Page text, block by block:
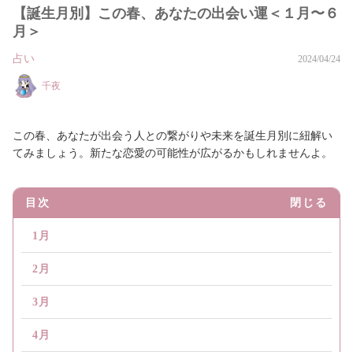
【誕生月別】この春、あなたの出会い運＜１月〜６
月＞
占い 2024/04/24
千夜
この春、あなたが出会う人との繋がりや未来を誕生月別に紐解い
てみましょう。新たな恋愛の可能性が広がるかもしれませんよ。
目次 閉じる
1月
2月
3月
4月